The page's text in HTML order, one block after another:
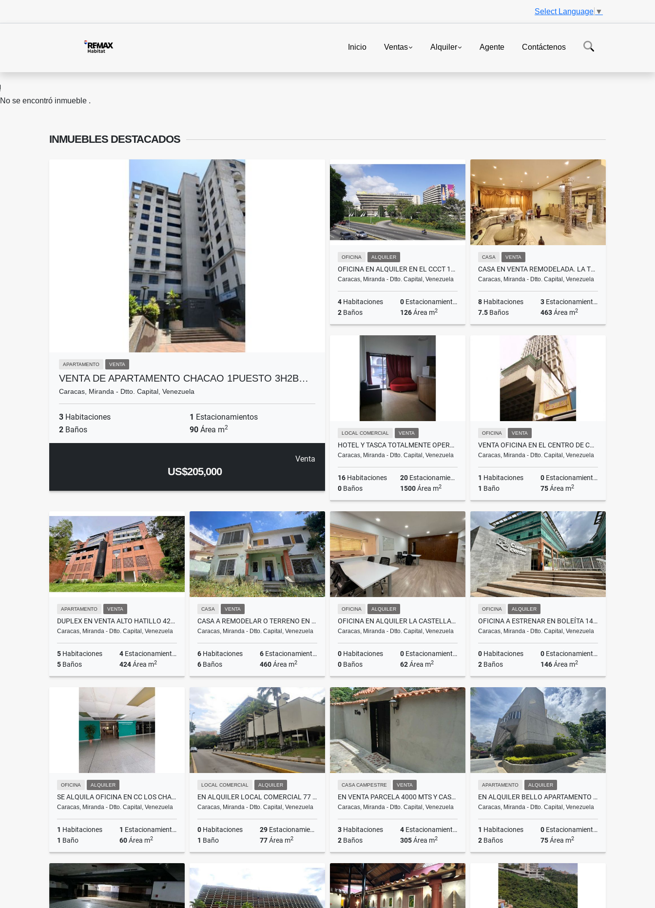
Select Language ▼
Inicio Ventas Alquiler Agente Contáctenos
No se encontró inmueble .
INMUEBLES DESTACADOS
APARTAMENTO VENTA
VENTA DE APARTAMENTO CHACAO 1PUESTO 3H2B…
Caracas, Miranda - Dtto. Capital, Venezuela
3 Habitaciones 1 Estacionamientos
2 Baños 90 Área m2
Venta
US$205,000
OFICINA ALQUILER
OFICINA EN ALQUILER EN EL CCCT 126M2
Caracas, Miranda - Dtto. Capital, Venezuela
4 Habitaciones 0 Estacionamientos
2 Baños 126Área m2
CASA VENTA
CASA EN VENTA REMODELADA. LA TRINIDAD -SOROKAIMA
Caracas, Miranda - Dtto. Capital, Venezuela
8 Habitaciones 3 Estacionamientos
7.5 Baños 463Área m2
US$410,000
LOCAL COMERCIAL VENTA
HOTEL Y TASCA TOTALMENTE OPERATIVO EN VENTA
Caracas, Miranda - Dtto. Capital, Venezuela
16 Habitaciones 20 Estacionamientos
0 Baños 1500Área m2
US$590,000
OFICINA VENTA
VENTA OFICINA EN EL CENTRO DE CARACAS DE 75M2 A 30.000$
Caracas, Miranda - Dtto. Capital, Venezuela
1 Habitaciones 0 Estacionamientos
1 Baño 75Área m2
Venta
US$30,000
APARTAMENTO VENTA
DUPLEX EN VENTA ALTO HATILLO 424M2
Caracas, Miranda - Dtto. Capital, Venezuela
5 Habitaciones 4 Estacionamientos
5 Baños 424Área m2
US$300,000
CASA VENTA
CASA A REMODELAR O TERRENO EN PARTE ALTA DE ALTAMIRA CON PROYECTO
Caracas, Miranda - Dtto. Capital, Venezuela
6 Habitaciones 6 Estacionamientos
6 Baños 460Área m2
Venta
US$600,000
OFICINA ALQUILER
OFICINA EN ALQUILER LA CASTELLANA
Caracas, Miranda - Dtto. Capital, Venezuela
0 Habitaciones 0 Estacionamientos
0 Baños 62Área m2
Alquiler
US$1,000
OFICINA ALQUILER
OFICINA A ESTRENAR EN BOLEÍTA 146 M2
Caracas, Miranda - Dtto. Capital, Venezuela
0 Habitaciones 0 Estacionamientos
2 Baños 146Área m2
Alquiler
US$850
OFICINA ALQUILER
SE ALQUILA OFICINA EN CC LOS CHAGUARAMOS
Caracas, Miranda - Dtto. Capital, Venezuela
1 Habitaciones 1 Estacionamientos
1 Baño 60Área m2
Alquiler
US$450
LOCAL COMERCIAL ALQUILER
EN ALQUILER LOCAL COMERCIAL 77 MTS LOS CHAGUARAMOS
Caracas, Miranda - Dtto. Capital, Venezuela
0 Habitaciones 29 Estacionamientos
1 Baño 77Área m2
Alquiler
CASA CAMPESTRE VENTA
EN VENTA PARCELA 4000 MTS Y CASA PARA REMODELAR GAVILÁN EL HATILLO
Caracas, Miranda - Dtto. Capital, Venezuela
3 Habitaciones 4 Estacionamientos
2 Baños 305Área m2
Venta
US$110,000
APARTAMENTO ALQUILER
EN ALQUILER BELLO APARTAMENTO EN ALTAMIRA 74M²
Caracas, Miranda - Dtto. Capital, Venezuela
1 Habitaciones 0 Estacionamientos
2 Baños 75Área m2
US$1,600